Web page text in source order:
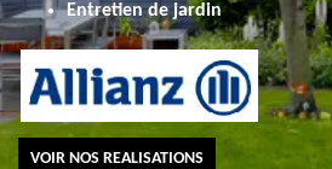
Entretien de jardin
VOIR NOS REALISATIONS